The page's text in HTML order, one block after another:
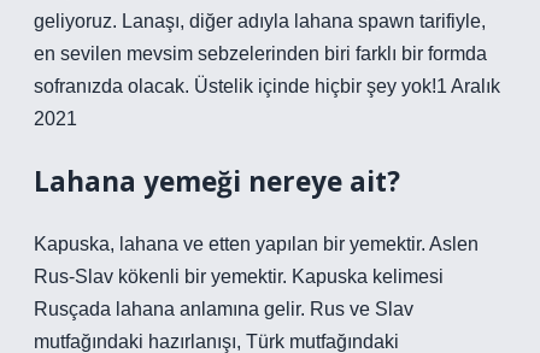
geliyoruz. Lanaşı, diğer adıyla lahana spawn tarifiyle,
en sevilen mevsim sebzelerinden biri farklı bir formda
sofranızda olacak. Üstelik içinde hiçbir şey yok!1 Aralık
2021
Lahana yemeği nereye ait?
Kapuska, lahana ve etten yapılan bir yemektir. Aslen
Rus-Slav kökenli bir yemektir. Kapuska kelimesi
Rusçada lahana anlamına gelir. Rus ve Slav
mutfağındaki hazırlanışı, Türk mutfağındaki